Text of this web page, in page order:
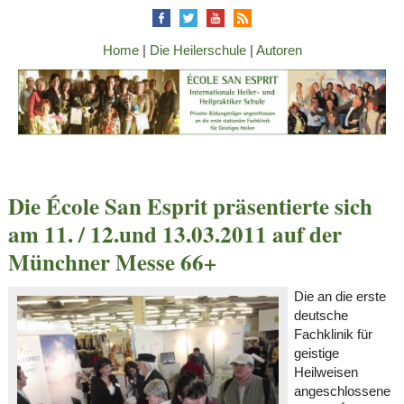
Home| Die Heilerschule| Autoren
Die École San Esprit präsentierte sich
am 11. / 12.und 13.03.2011 auf der
Münchner Messe 66+
Die an die erste
deutsche
Fachklinik für
geistige
Heilweisen
angeschlossene